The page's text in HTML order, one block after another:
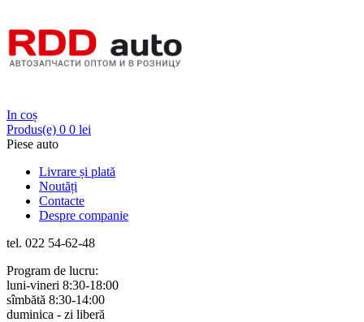
In coș
Produs(e) 0 0 lei
Piese auto
Livrare și plată
Noutăți
Contacte
Despre companie
tel. 022 54-62-48
Program de lucru:
luni-vineri 8:30-18:00
sîmbătă 8:30-14:00
duminica - zi liberă